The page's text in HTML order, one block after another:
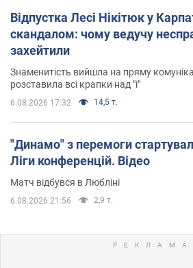
Відпустка Лесі Нікітюк у
скандалом: чому ведучу
захейтили
Знаменитість вийшла на пряму
розставила всі крапки над "і"
6.08.2026 17:32 14,5 т.
"Динамо" з перемоги
Ліги конференцій. Відео
Матч відбувся в Любліні
6.08.2026 21:56 2,9 т.